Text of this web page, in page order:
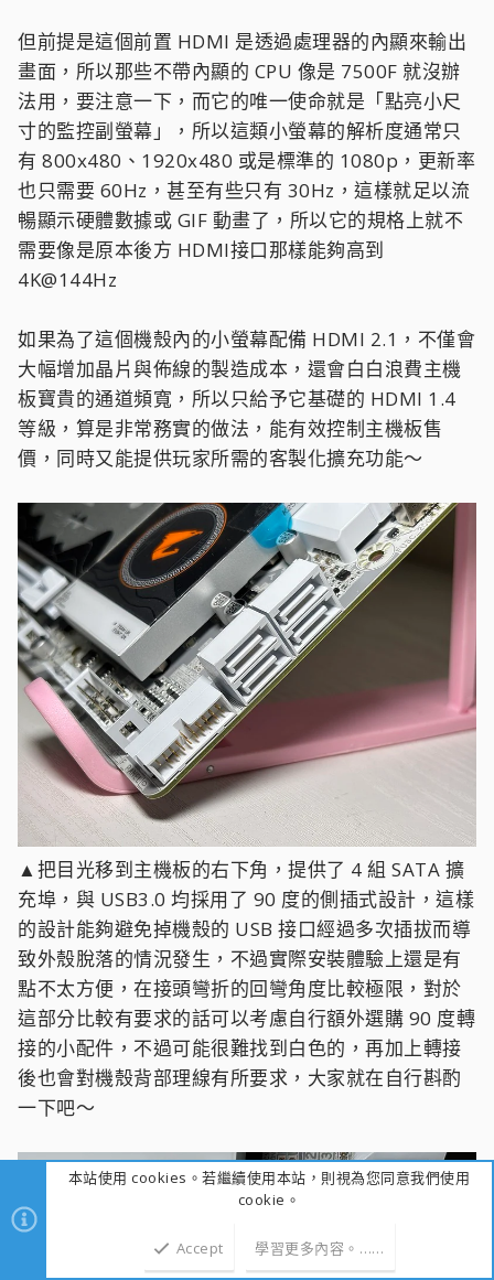
旁邊的則是 HDMI 接口，技嘉官方稱之為Sensor
Panel Link，它並不是用來取代後方 I/O 的，而是有
著完全不同的任務！
為什麼要把 HDMI 接口做在主機板「裡面」？
這是專為「機殼內部副螢幕」所設計的專用接口，相
信大家也都很清楚，現在全景側透的「海景房」機殼
非常流行，許多玩家為了增加信仰值，會選擇在機殼
內部安裝一塊小巧的 LCD 螢幕，用來即時監控
類的二次元動態桌布！
在這個設計出現之前，玩家如果要在機殼內裝螢幕，
必須把 HDMI 線從機殼內部硬生生地穿出後方的 PCIe
擋板洞口，再繞到外面插在主機板後方的 I/O 上，這
示器的接口，很不方便！
於是就將 HDMI 直接移到主機板右側邊緣，讓線材能
直接走機殼背板隱藏起來，完美維持正面的純淨度與
一體感，組裝上也更輕鬆一點～
但前提是這個前置 HDMI 是透過處理器的內顯來輸出
畫面，所以那些不帶內顯的 CPU 像是 7500F 就沒辦
法用，要注意一下，而它的唯一使命就是「點亮小尺
寸的監控副螢幕」，所以這類小螢幕的解析度通常只
有 800x480、1920x480 或是標準的 1080p，更新率
也只需要 60Hz，甚至有些只有 30Hz，這樣就足以流
暢顯示硬體數據或 GIF 動畫了，所以它的規格上就不
需要像是原本後方 HDMI接口那樣能夠高到
4K@144Hz
如果為了這個機殼內的小螢幕配備 HDMI 2.1，不僅會
大幅增加晶片與佈線的製造成本，還會白白浪費主機
板寶貴的通道頻寬，所以只給予它基礎的 HDMI 1.4
等級，算是非常務實的做法，能有效控制主機板售
價，同時又能提供玩家所需的客製化擴充功能～
本站使用 cookies。若繼續使用本站，則視為您同意我們使用
cookie。
Accept 學習更多內容。……